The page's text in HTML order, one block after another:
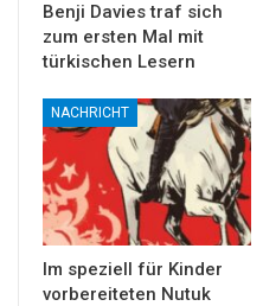
Benji Davies traf sich
zum ersten Mal mit
türkischen Lesern
NACHRICHT
Im speziell für Kinder
vorbereiteten Nutuk